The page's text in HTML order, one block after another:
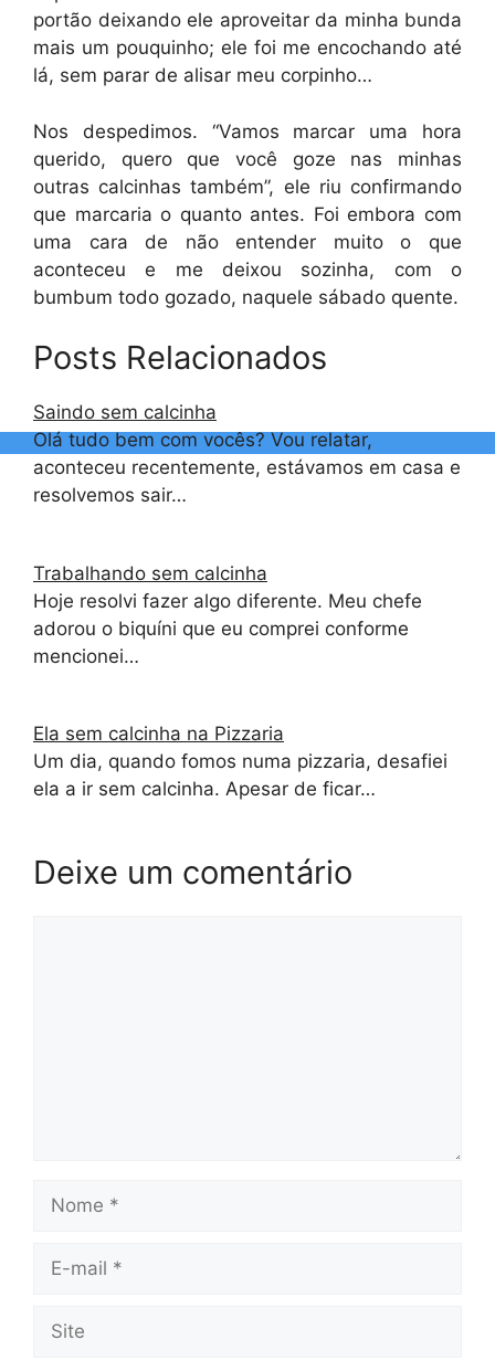
portão deixando ele aproveitar da minha bunda
mais um pouquinho; ele foi me encochando até
lá, sem parar de alisar meu corpinho…
Nos despedimos. “Vamos marcar uma hora
querido, quero que você goze nas minhas
outras calcinhas também”, ele riu confirmando
que marcaria o quanto antes. Foi embora com
uma cara de não entender muito o que
aconteceu e me deixou sozinha, com o
bumbum todo gozado, naquele sábado quente.
Posts Relacionados
Saindo sem calcinha
Olá tudo bem com vocês? Vou relatar,
aconteceu recentemente, estávamos em casa e
resolvemos sair…
Trabalhando sem calcinha
Hoje resolvi fazer algo diferente. Meu chefe
adorou o biquíni que eu comprei conforme
mencionei…
Ela sem calcinha na Pizzaria
Um dia, quando fomos numa pizzaria, desafiei
ela a ir sem calcinha. Apesar de ficar…
Deixe um comentário
mail